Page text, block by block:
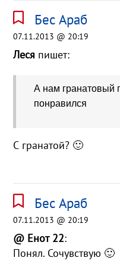
Бес Араб
07.11.2013 @ 20:19
Леся пишет:
А нам гранатовый
понравился
С гранатой? 🙂
Бес Араб
07.11.2013 @ 20:19
@ Енот 22:
Понял. Сочувствую 🙂